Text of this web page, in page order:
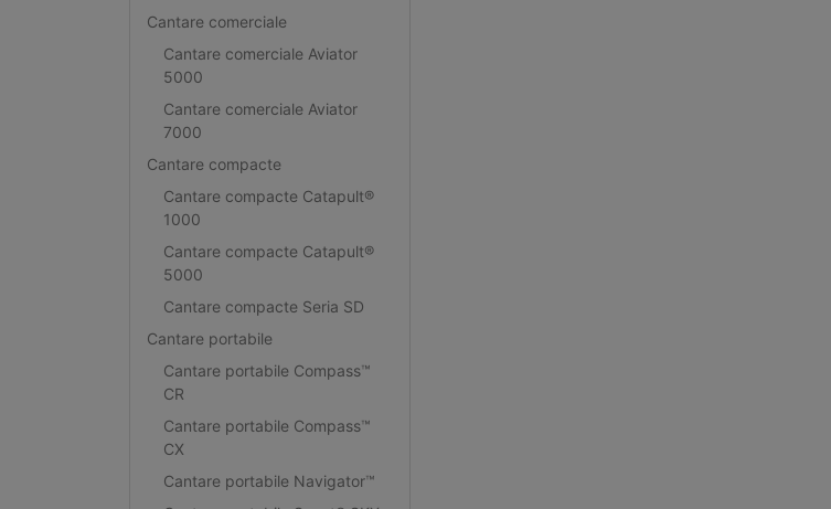
Cantare comerciale
Cantare comerciale Aviator
5000
Cantare comerciale Aviator
7000
Cantare compacte
Cantare compacte Catapult®
1000
Cantare compacte Catapult®
5000
Cantare compacte Seria SD
Cantare portabile
Cantare portabile Compass™
CR
Cantare portabile Compass™
CX
Cantare portabile Navigator™